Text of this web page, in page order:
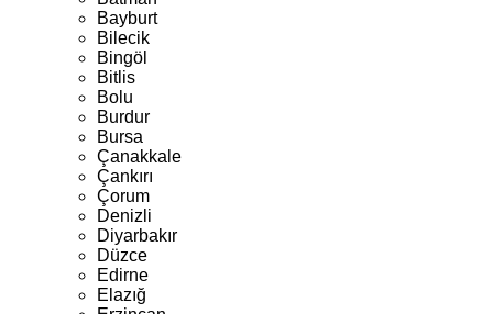
Bayburt
Bilecik
Bingöl
Bitlis
Bolu
Burdur
Bursa
Çanakkale
Çankırı
Çorum
Denizli
Diyarbakır
Düzce
Edirne
Elazığ